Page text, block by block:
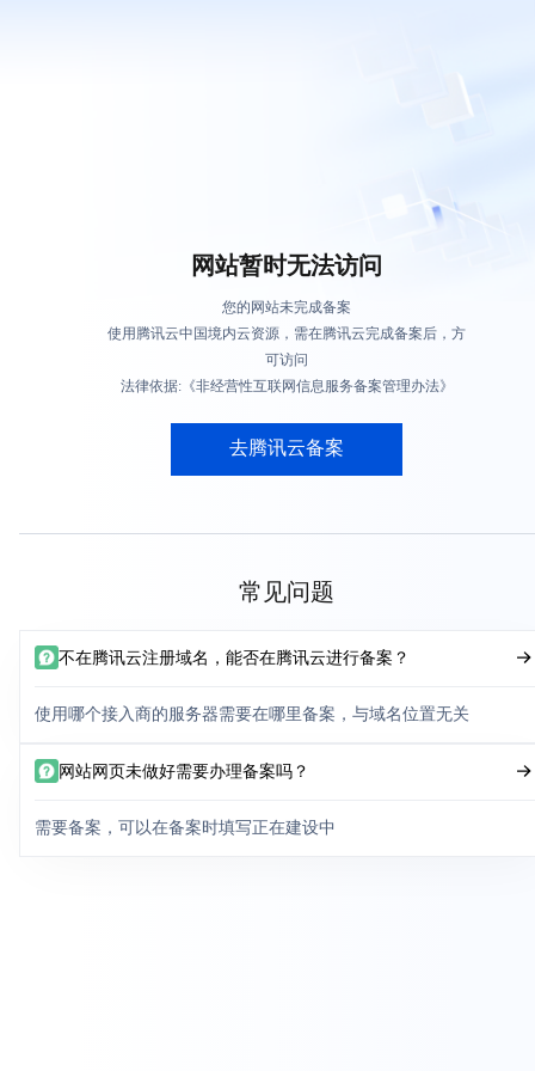
网站暂时无法访问
您的网站未完成备案
使用腾讯云中国境内云资源，需在腾讯云完成备案后，方
可访问
法律依据:《非经营性互联网信息服务备案管理办法》
去腾讯云备案
常见问题
不在腾讯云注册域名，能否在腾讯云进行备案？
使用哪个接入商的服务器需要在哪里备案，与域名位置无关
网站网页未做好需要办理备案吗？
需要备案，可以在备案时填写正在建设中